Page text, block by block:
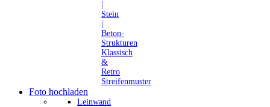
Stein
Beton-
Strukturen
Klassisch
&
Retro
Streifenmuster
Foto hochladen
Leinwand